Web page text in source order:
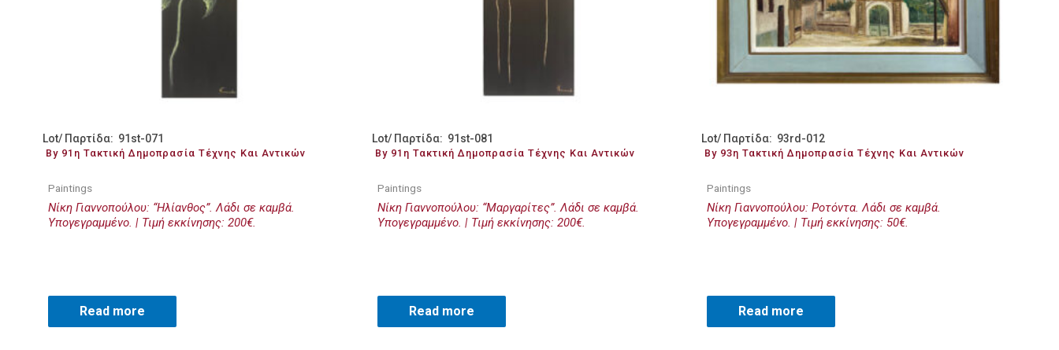
Lot/ Παρτίδα: 91st-071
By 91η Τακτική Δημοπρασία Τέχνης Και Αντικών
Paintings
Νίκη Γιαννοπούλου: “Ηλίανθος”. Λάδι σε καμβά.
Υπογεγραμμένο. | Τιμή εκκίνησης: 200€.
Read more
Lot/ Παρτίδα: 91st-081
By 91η Τακτική Δημοπρασία Τέχνης Και Αντικών
Paintings
Νίκη Γιαννοπούλου: “Μαργαρίτες”. Λάδι σε καμβά.
Υπογεγραμμένο. | Τιμή εκκίνησης: 200€.
Read more
Lot/ Παρτίδα: 93rd-012
By 93η Τακτική Δημοπρασία Τέχνης Και Αντικών
Paintings
Νίκη Γιαννοπούλου: Ροτόντα. Λάδι σε καμβά.
Υπογεγραμμένο. | Τιμή εκκίνησης: 50€.
Read more